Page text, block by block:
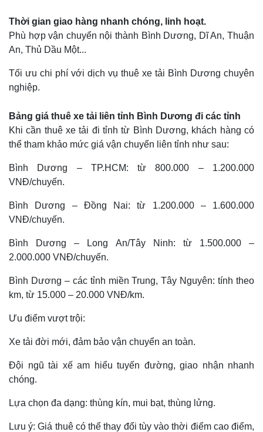
Thời gian giao hàng nhanh chóng, linh hoạt.
Phù hợp vận chuyển nội thành Bình Dương, Dĩ An, Thuận
An, Thủ Dầu Một...
Tối ưu chi phí với dịch vụ thuê xe tải Bình Dương chuyên
nghiệp.
Bảng giá thuê xe tải liên tỉnh Bình Dương đi các tỉnh
Khi cần thuê xe tải đi tỉnh từ Bình Dương, khách hàng có
thể tham khảo mức giá vận chuyển liên tỉnh như sau:
Bình Dương – TP.HCM: từ 800.000 – 1.200.000
VNĐ/chuyến.
Bình Dương – Đồng Nai: từ 1.200.000 – 1.600.000
VNĐ/chuyến.
Bình Dương – Long An/Tây Ninh: từ 1.500.000 –
2.000.000 VNĐ/chuyến.
Bình Dương – các tỉnh miền Trung, Tây Nguyên: tính theo
km, từ 15.000 – 20.000 VNĐ/km.
Ưu điểm vượt trội:
Xe tải đời mới, đảm bảo vận chuyển an toàn.
Đội ngũ tài xế am hiểu tuyến đường, giao nhận nhanh
chóng.
Lựa chọn đa dạng: thùng kín, mui bạt, thùng lửng.
Lưu ý: Giá thuê có thể thay đổi tùy vào thời điểm cao điểm,